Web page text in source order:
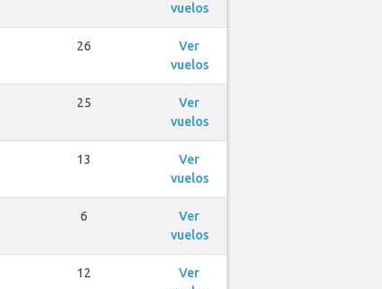
vuelos
26
Ver
vuelos
25
Ver
vuelos
13
Ver
vuelos
6
Ver
vuelos
12
Ver